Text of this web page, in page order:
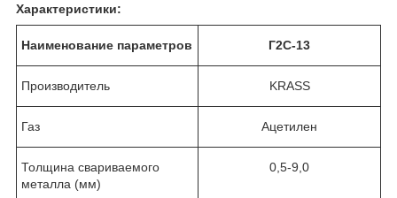
Характеристики:
Наименование параметров Г2С-13
Производитель KRASS
Газ Ацетилен
Толщина свариваемого
металла (мм)
0,5-9,0